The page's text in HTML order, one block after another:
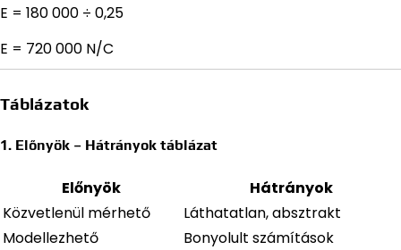
E = 180 000 ÷ 0,25
E = 720 000 N/C
Táblázatok
1. Előnyök – Hátrányok táblázat
Előnyök
Hátrányok
Közvetlenül mérhető
Láthatatlan, absztrakt
Modellezhető
Bonyolult számítások